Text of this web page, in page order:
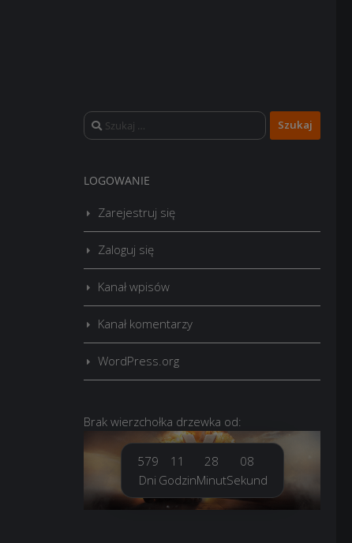
Szukaj:
LOGOWANIE
Zarejestruj się
Zaloguj się
Kanał wpisów
Kanał komentarzy
WordPress.org
Brak wierzchołka drzewka od:
579
Dni
11
Godzin
28
Minut
09
Sekund